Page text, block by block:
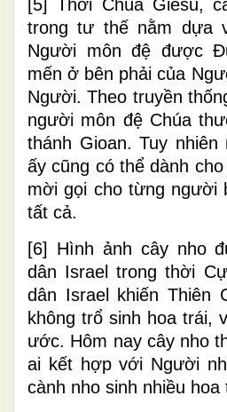
[5]
Thời Chúa Giêsu,
trong tư thế nằm dựa
Người môn đệ được
mến ở bên phải của
Người. Theo truyền
người môn đệ Chúa
thánh Gioan. Tuy
ấy cũng có thể dành
mời gọi cho từng người
tất cả.
[6] Hình ảnh cây nho
dân Israel trong thời
dân Israel khiến Thiên
không trổ sinh hoa trái,
ước. Hôm nay cây nho
ai kết hợp với Người
cành nho sinh nhiều hoa